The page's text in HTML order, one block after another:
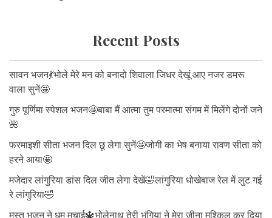
Recent Posts
सावन भजन💃भोले मेरे मन को बनादो शिवाला जिधर देखूं आए नजर डमरू
वाला सुनें🤩
गुरु पूर्णिमा स्पेशल भजन🤩बाबा मैं आत्मा तुम परमात्मा संगम में मिलेंगे दोनों जने
🌺
फरमाइशी सीता भजन दिल छू लेगा सुनें🤩जोगी का भेष बनाया रावण सीता को
हरने आया🤩
मजेदार लांगुरिया डांस दिल जीत लेगा देखें🤣लांगुरिया धोखेबाज रेल में लुट गई
रे लांगुरिया🤣
मस्त भजन ने धूम मचाई🔱भोलेनाथ तेरी भंगिया ने मेरा जीना मुश्किल कर दिया